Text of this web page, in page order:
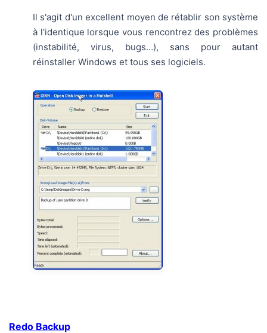
Il s'agit d'un excellent moyen de rétablir son système
à l'identique lorsque vous rencontrez des problèmes
(instabilité, virus, bugs…), sans pour autant
réinstaller Windows et tous ses logiciels.
Redo Backup